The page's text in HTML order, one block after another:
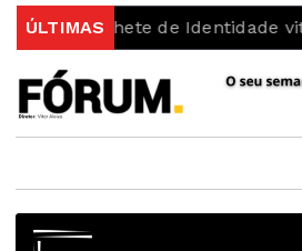
ÚLTIMASBilhete de Identidade